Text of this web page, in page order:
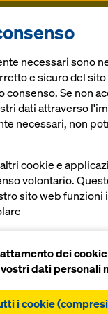
spa di Laives
necessari sono
e sicuro del
consenso. Se non
dati attraverso
necessari, non
cookie e
volontario.
sito web funzioni
(cookie funzionali e
di acquisto
dei cookie
dati personali
i cookie